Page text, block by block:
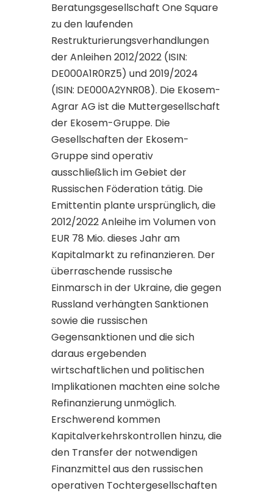
Beratungsgesellschaft One Square
zu den laufenden
Restrukturierungsverhandlungen
der Anleihen 2012/2022 (ISIN:
DE000A1R0RZ5) und 2019/2024
(ISIN: DE000A2YNR08). Die Ekosem-
Agrar AG ist die Muttergesellschaft
der Ekosem-Gruppe. Die
Gesellschaften der Ekosem-
Gruppe sind operativ
ausschließlich im Gebiet der
Russischen Föderation tätig. Die
Emittentin plante ursprünglich, die
2012/2022 Anleihe im Volumen von
EUR 78 Mio. dieses Jahr am
Kapitalmarkt zu refinanzieren. Der
überraschende russische
Einmarsch in der Ukraine, die gegen
Russland verhängten Sanktionen
sowie die russischen
Gegensanktionen und die sich
daraus ergebenden
wirtschaftlichen und politischen
Implikationen machten eine solche
Refinanzierung unmöglich.
Erschwerend kommen
Kapitalverkehrskontrollen hinzu, die
den Transfer der notwendigen
Finanzmittel aus den russischen
operativen Tochtergesellschaften